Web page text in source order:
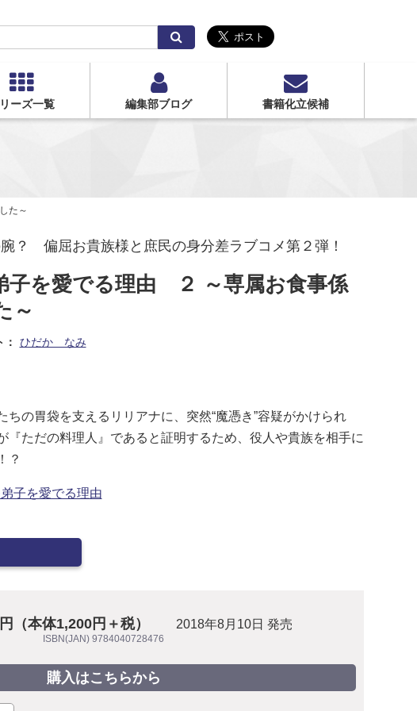
索
ーズ一覧 編集部ブログ 書籍化立候補
た～
？ 偏屈お貴族様と庶民の身分差ラブコメ第２弾！
子を愛でる理由 ２ ～専属お食事係
～
ひだか なみ
ちの胃袋を支えるリリアナに、突然“魔憑き”容疑がかけられ
『ただの料理人』であると証明するため、役人や貴族を相手に
？
子を愛でる理由
（本体1,200円＋税） 2018年8月10日 発売
ISBN(JAN) 9784040728476
購入はこちらから